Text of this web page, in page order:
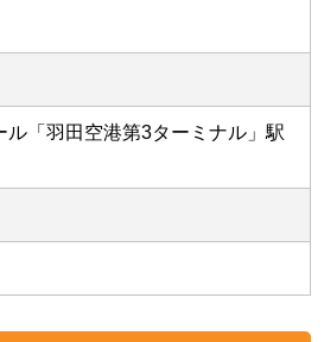
ル「羽田空港第3ターミナル」駅